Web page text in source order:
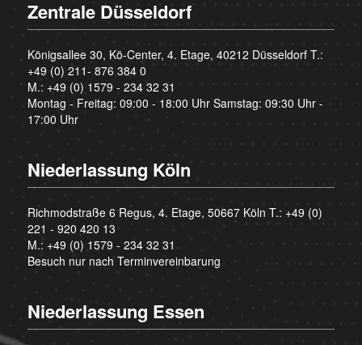
Zentrale Düsseldorf
Königsallee 30, Kö-Center, 4. Etage, 40212 Düsseldorf T.:
+49 (0) 211- 876 384 0
M.: +49 (0) 1579 - 234 32 31
Montag - Freitag: 09:00 - 18:00 Uhr Samstag: 09:30 Uhr -
17:00 Uhr
Niederlassung Köln
Richmodstraße 6 Regus, 4. Etage, 50667 Köln T.: +49 (0)
221 - 920 420 13
M.: +49 (0) 1579 - 234 32 31
Besuch nur nach Terminvereinbarung
Niederlassung Essen